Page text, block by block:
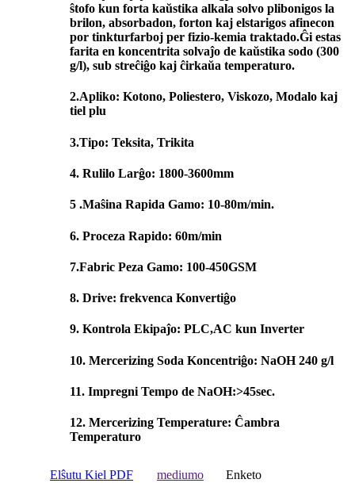
ŝtofo kun forta kaŭstika alkala solvo plibonigos la
brilon, absorbadon, forton kaj elstarigos afinecon
por tinkturfarboj per fizio-kemia traktado.Ĝi estas
farita en koncentrita solvaĵo de kaŭstika sodo (300
g/l), sub streĉiĝo kaj ĉirkaŭa temperaturo.
2.Apliko: Kotono, Poliestero, Viskozo, Modalo kaj
tiel plu
3.Tipo: Teksita, Trikita
4. Rulilo Larĝo: 1800-3600mm
5 .Maŝina Rapida Gamo: 10-80m/min.
6. Proceza Rapido: 60m/min
7.Fabric Peza Gamo: 100-450GSM
8. Drive: frekvenca Konvertiĝo
9. Kontrola Ekipaĵo: PLC,AC kun Inverter
10. Mercerizing Soda Koncentriĝo: NaOH 240 g/l
11. Impregni Tempo de NaOH:>45sec.
12. Mercerizing Temperature: Ĉambra
Temperaturo
Elŝutu Kiel PDF mediumo Enketo